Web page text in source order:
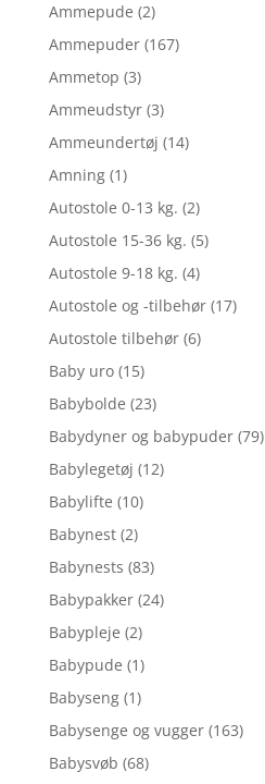
Ammepude (2)
Ammepuder (167)
Ammetop (3)
Ammeudstyr (3)
Ammeundertøj (14)
Amning (1)
Autostole 0-13 kg. (2)
Autostole 15-36 kg. (5)
Autostole 9-18 kg. (4)
Autostole og -tilbehør (17)
Autostole tilbehør (6)
Baby uro (15)
Babybolde (23)
Babydyner og babypuder (79)
Babylegetøj (12)
Babylifte (10)
Babynest (2)
Babynests (83)
Babypakker (24)
Babypleje (2)
Babypude (1)
Babyseng (1)
Babysenge og vugger (163)
Babysvøb (68)